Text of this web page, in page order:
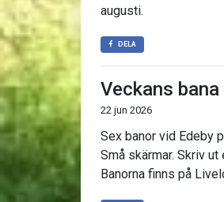
augusti.
DELA
Veckans
22 jun 2026
Sex banor vid Edeby
Små skärmar. Skriv ut
Banorna finns på